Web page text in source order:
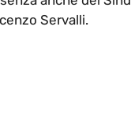
Servalli.